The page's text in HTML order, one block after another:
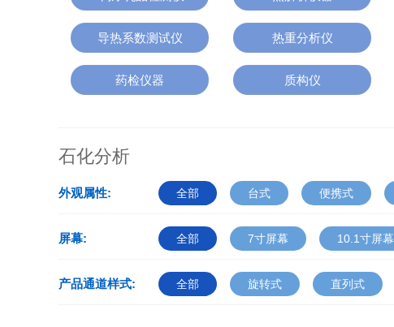
导热系数测试仪 热重分析仪
药检仪器 质构仪
石化分析
外观属性: 全部 台式 便携式
屏幕: 全部 7寸屏幕 10.1寸屏幕
产品通道样式: 全部 旋转式 直列式